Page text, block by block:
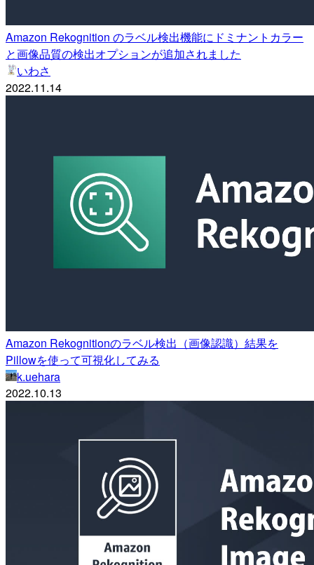
Amazon Rekognition のラベル検出機能にドミナントカラー
と画像品質の検出オプションが追加されました
いわさ
2022.11.14
Amazon Rekognitionのラベル検出（画像認識）結果を
Pillowを使って可視化してみる
k.uehara
2022.10.13